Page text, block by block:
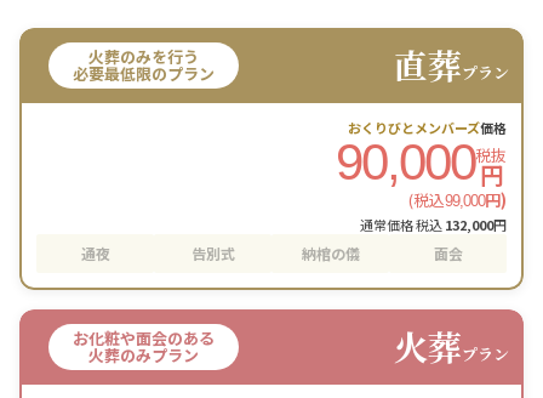
火葬のみを行う
必要最低限のプラン 直葬プラン
おくりびとメンバーズ価格
90,000税抜
円
(税込99,000円)
通常価格 税込132,000円
通夜 告別式 納棺の儀 面会
お化粧や面会のある
火葬のみプラン 火葬プラン